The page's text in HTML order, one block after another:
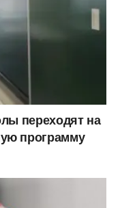
переходят на
программу